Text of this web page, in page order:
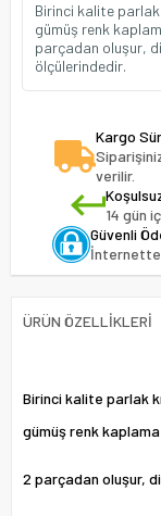
Birinci kalite
gümüş renk
parçadan oluşur,
ölçülerindedir.
Kargo
verilir.
14 gün
Güvenli
İnternette
ÜRÜN ÖZELLIKLERI
Birinci kalite parlak
gümüş renk
2 parçadan oluşur,